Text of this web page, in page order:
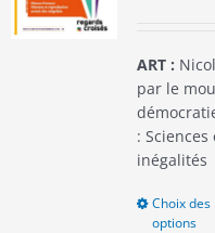
ART :
par le
:
inégalités
Choix des
options